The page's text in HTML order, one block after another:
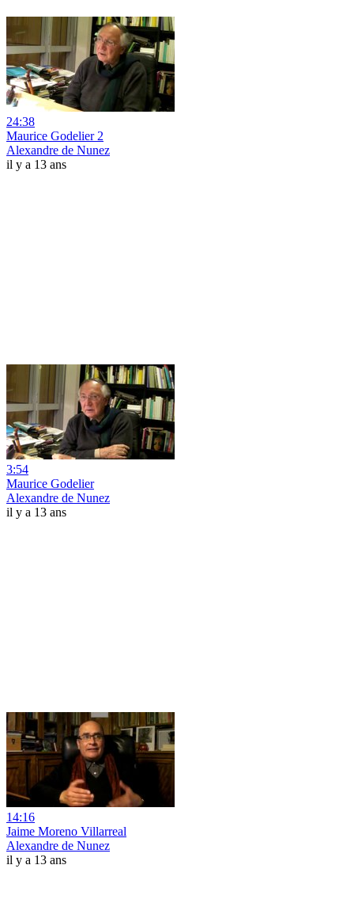
24:38
Maurice Godelier 2
Alexandre de Nunez
il y a 13 ans
3:54
Maurice Godelier
Alexandre de Nunez
il y a 13 ans
14:16
Jaime Moreno Villarreal
Alexandre de Nunez
il y a 13 ans